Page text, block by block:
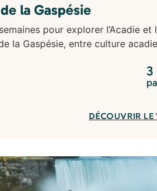
la Gaspésie
pour explorer l’Acadie
la Gaspésie, entre culture
3
DÉCOUVRIR LE